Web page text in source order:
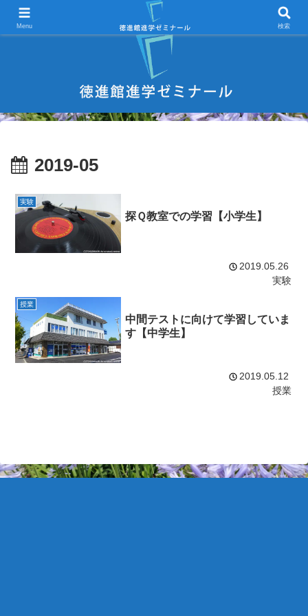
宇部市 学習塾 中学受験 高校受験 大学受験 進学塾 試験対策
2019-05
実験
探Ｑ教室での学習【小学生】
2019.05.26
実験
授業
中間テストに向けて学習していま
す【中学生】
2019.05.12
授業
Menu 検索